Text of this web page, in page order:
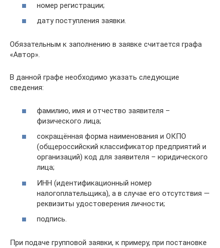
номер регистрации;
дату поступления заявки.
Обязательным к заполнению в заявке считается графа
«Автор».
В данной графе необходимо указать следующие
сведения:
фамилию, имя и отчество заявителя –
физического лица;
сокращённая форма наименования и ОКПО
(общероссийский классификатор предприятий и
организаций) код для заявителя – юридического
лица;
ИНН (идентификационный номер
налогоплательщика), а в случае его отсутствия —
реквизиты удостоверения личности;
подпись.
При подаче групповой заявки, к примеру, при постановке